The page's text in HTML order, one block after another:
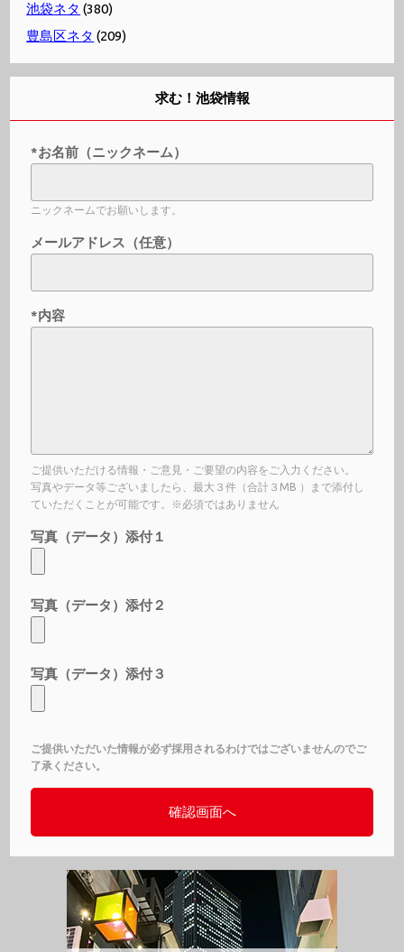
池袋ネタ (380)
豊島区ネタ (209)
求む！池袋情報
*お名前（ニックネーム）
ニックネームでお願いします。
メールアドレス（任意）
*内容
ご提供いただける情報・ご意見・ご要望の内容をご入力ください。
写真やデータ等ございましたら、最大３件（合計３MB ）まで添付し
ていただくことが可能です。※必須ではありません
写真（データ）添付１
写真（データ）添付２
写真（データ）添付３
ご提供いただいた情報が必ず採用されるわけではございませんのでご
了承ください。